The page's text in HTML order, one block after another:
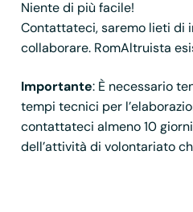
Niente di più facile!
Contattateci, saremo lieti di
collaborare. RomAltruista
Importante: È necessario
tempi tecnici per
contattateci almeno 10
dell’attività di volontariato